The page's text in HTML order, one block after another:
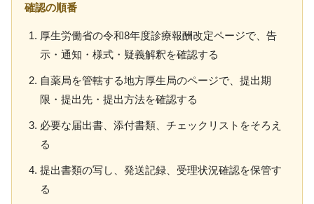
確認の順番
厚生労働省の令和8年度診療報酬改定ページで、告
示・通知・様式・疑義解釈を確認する
自薬局を管轄する地方厚生局のページで、提出期
限・提出先・提出方法を確認する
必要な届出書、添付書類、チェックリストをそろえ
る
提出書類の写し、発送記録、受理状況確認を保管す
る